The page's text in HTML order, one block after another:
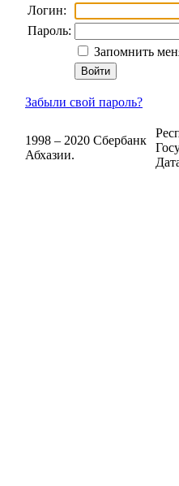
Логин:
Пароль:
Запомнить
Забыли свой пароль?
1998 – 2020 Сбербанк
Абхазии.